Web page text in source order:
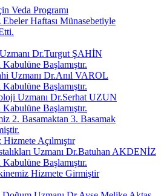
Veda Programı
Haftası Münasebetiyle
Dr.Turgut ŞAHİN
Başlamıştır.
Uzmanı Dr.Anıl VAROL
Başlamıştır.
Uzmanı Dr.Serhat UZUN
Başlamıştır.
2. Basamaktan 3. Basamak
Açılmıştır
Uzmanı Dr.Batuhan AKDENİZ
Başlamıştır.
Hizmete Girmiştir